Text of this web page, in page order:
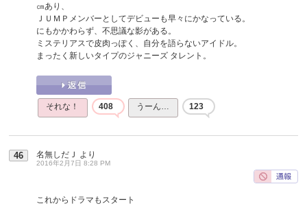
㎝あり、
ＪＵＭＰメンバーとしてデビューも早々にかなっている。
にもかかわらず、不思議な影がある。
ミステリアスで皮肉っぽく、自分を語らないアイドル。
まったく新しいタイプのジャニーズ タレント。
それな！ 408 うーん… 123
46 名無しだＪ より
2016年2月7日 8:28 PM
これからドラマもスタート